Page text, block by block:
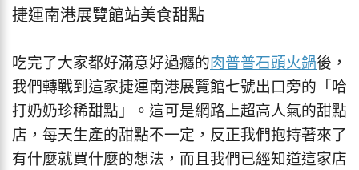
捷運南港展覽館站美食甜點
吃完了大家都好滿意好過癮的肉普普石頭火鍋後，
我們轉戰到這家捷運南港展覽館七號出口旁的「哈
打奶奶珍稀甜點」。這可是網路上超高人氣的甜點
店，每天生產的甜點不一定，反正我們抱持著來了
有什麼就買什麼的想法，而且我們已經知道這家店